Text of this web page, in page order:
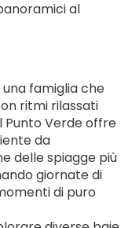
al
famiglia che
ritmi rilassati
Punto Verde offre
da
delle spiagge più
giornate di
di puro